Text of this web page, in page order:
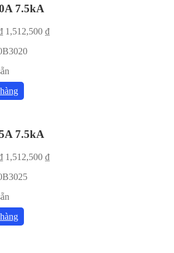
7.5kA
1,512,500 ₫
7.5kA
1,512,500 ₫